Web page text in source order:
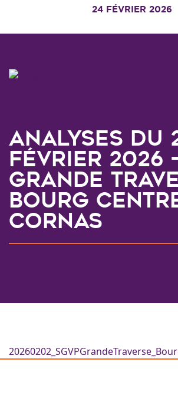
24 FÉVRIER 2026
Analyses du
février 2026 –
GRANDE
Bourg
CORNAS